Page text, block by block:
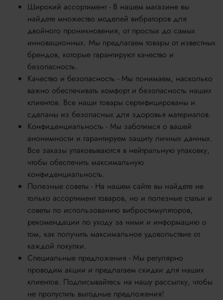
Широкий ассортимент - В нашем магазине вы
найдете множество моделей вибраторов для
двойного проникновения, от простых до самых
инновационных. Мы предлагаем товары от известных
брендов, которые гарантируют качество и
безопасность.
Качество и безопасность - Мы понимаем, насколько
важно обеспечивать комфорт и безопасность наших
клиентов. Все наши товары сертифицированы и
сделаны из безопасных для здоровья материалов.
Конфиденциальность - Мы заботимся о вашей
анонимности и гарантируем защиту личных данных.
Все заказы упаковываются в нейтральную упаковку,
чтобы обеспечить максимальную
конфиденциальность.
Полезные советы - На нашем сайте вы найдете не
только ассортимент товаров, но и полезные статьи и
советы по использованию вибростимуляторов,
рекомендации по уходу за ними и информацию о
том, как получить максимальное удовольствие от
каждой покупки.
Специальные предложения - Мы регулярно
проводим акции и предлагаем скидки для наших
клиентов. Подписывайтесь на нашу рассылку, чтобы
не пропустить выгодные предложения!